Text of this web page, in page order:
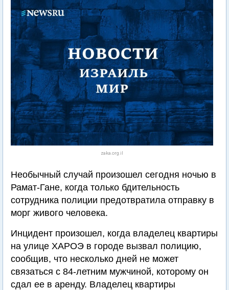
zaka.org.il
Необычный случай произошел сегодня ночью в
Рамат-Гане, когда только бдительность
сотрудника полиции предотвратила отправку в
морг живого человека.
Инцидент произошел, когда владелец квартиры
на улице ХАРОЭ в городе вызвал полицию,
сообщив, что несколько дней не может
связаться с 84-летним мужчиной, которому он
сдал ее в аренду. Владелец квартиры